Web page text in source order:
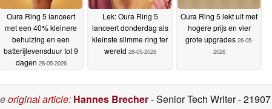
Oura Ring 5 lanceert
met een 40% kleinere
behuizing en een
batterijlevensduur tot 9
dagen 28-05-2026
Lek: Oura Ring 5
lanceert donderdag als
kleinste slimme ring ter
wereld 28-05-2026
Oura Ring 5 lekt uit met
hogere prijs en vier
grote upgrades 26-05-
2026
original article: Hannes Brecher- Senior Tech Writer-